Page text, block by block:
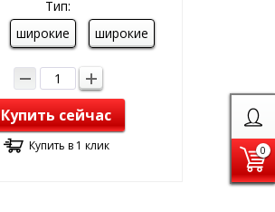
0
Тип:
широкие широкие
Купить сейчас
Купить в 1 клик